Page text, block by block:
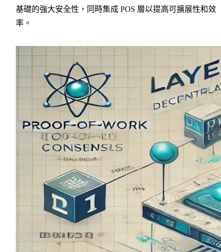
基礎的強大安全性，同時集成 POS 層以提高可擴展性和效
率。